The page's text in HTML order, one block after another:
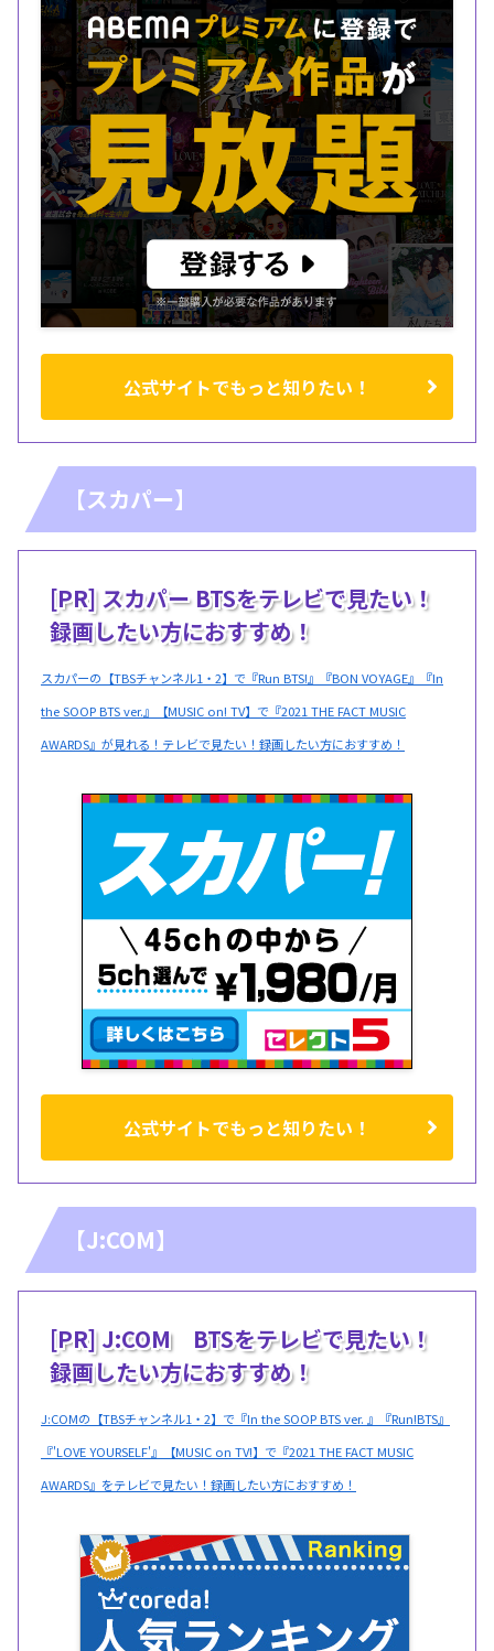
公式サイトでもっと知りたい！
【スカパー】
[PR] スカパー BTSをテレビで見たい！
録画したい方におすすめ！
スカパーの【TBSチャンネル1・2】で『Run BTS!』『BON VOYAGE』『In
the SOOP BTS ver.』【MUSIC on! TV】で『2021 THE FACT MUSIC
AWARDS』が見れる！テレビで見たい！録画したい方におすすめ！
公式サイトでもっと知りたい！
【J:COM】
[PR] J:COM BTSをテレビで見たい！
録画したい方におすすめ！
J:COMの【TBSチャンネル1・2】で『In the SOOP BTS ver. 』『Run!BTS』
『'LOVE YOURSELF'』【MUSIC on TV!】で『2021 THE FACT MUSIC
AWARDS』をテレビで見たい！録画したい方におすすめ！